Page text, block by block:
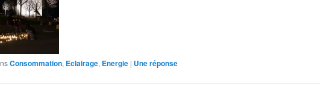
Consommation, Eclairage, Energie | Uneréponse